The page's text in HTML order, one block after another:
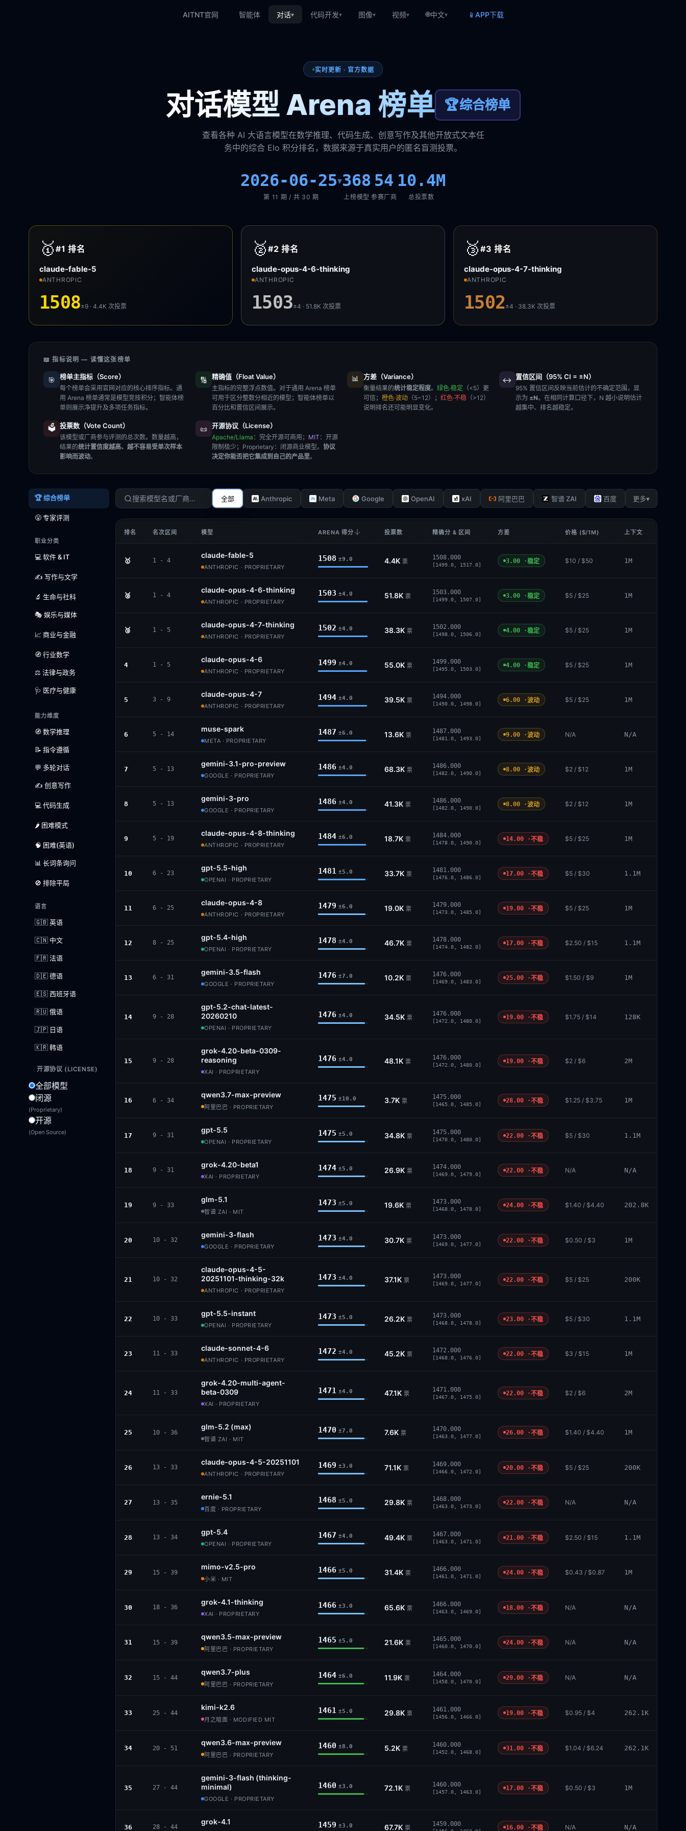
AITNT官网 智能体 对话▾ 代码开发▾ 图像▾ 视频▾ 🌐中文▾ 📱 APP下载
实时更新 · 官方数据
对话模型 Arena 榜单 🏆综合榜单
查看各种 AI 大语言模型在数学推理、代码生成、创意写作及其他开放式文本任
务中的综合 Elo 积分排名，数据来源于真实用户的匿名盲测投票。
2026-06-25▾
第 11 期 / 共 30 期
368
上榜模型
54
参赛厂商
10.4M
总投票数
🥇 #1排名
claude-fable-5
ANTHROPIC
1508±9 · 4.4K次投票
🥈 #2排名
claude-opus-4-6-thinking
ANTHROPIC
1503±4 · 51.8K次投票
🥉 #3排名
claude-opus-4-7-thinking
ANTHROPIC
1502±4 · 38.3K次投票
📖 指标说明 — 读懂这张榜单
🎯 榜单主指标（Score）
每个榜单会采用官网对应的核心排序指标。通
用 Arena 榜单通常是模型竞技积分；智能体榜
单则展示净提升及多项任务指标。
🔢 精确值（Float Value）
主指标的完整浮点数值。对于通用 Arena 榜单
可用于区分整数分相近的模型；智能体榜单以
百分比和置信区间展示。
📊 方差（Variance）
衡量结果的统计稳定程度。 绿色·稳定 （<5）更
可信； 橙色·波动 （5~12）； 红色·不稳 （>12）
说明排名还可能明显变化。
↔️ 置信区间（95% CI = ±N）
95% 置信区间反映当前估计的不确定范围，显
示为 ±N。在相同计算口径下，N 越小说明估计
越集中、排名越稳定。
🗳️ 投票数（Vote Count）
该模型或厂商参与评测的总次数。数量越高，
结果的统计置信度越高、越不容易受单次样本
影响而波动。
📜 开源协议（License）
Apache/Llama ：完全开源可商用； MIT ：开源
限制极少； Proprietary ：闭源商业模型。 协议
决定你能否把它集成到自己的产品里。
🏆 综合榜单
😤 专家评测
职业分类
💻 软件 & IT
✍️ 写作与文学
🔬 生命与社科
🎭 娱乐与媒体
📈 商业与金融
🧭 行业数学
⚖️ 法律与政务
🩺 医疗与健康
能力维度
🧭 数学推理
📝 指令遵循
💬 多轮对话
✍️ 创意写作
💻 代码生成
🌶️ 困难模式
🧠 困难(英语)
📊 长词条询问
🚫 排除平局
语言
🇬🇧 英语
🇨🇳 中文
🇫🇷 法语
🇩🇪 德语
🇪🇸 西班牙语
🇷🇺 俄语
🇯🇵 日语
🇰🇷 韩语
开源协议 (LICENSE)
全部模型
闭源
(Proprietary)
开源
(Open Source)
全部 Anthropic Meta Google OpenAI xAI 阿里巴巴 智谱 ZAI 百度 更多▾
排名 名次区间 模型 ARENA 得分 投票数 精确分 & 区间 方差 价格 ($/1M) 上下文
🥇 1 - 4
claude-fable-5
ANTHROPIC · PROPRIETARY
1508 ±9.0 4.4K 票
1508.000
[1499.0, 1517.0]
3.00 ·稳定 $10 / $50 1M
🥈 1 - 4
claude-opus-4-6-thinking
ANTHROPIC · PROPRIETARY
1503 ±4.0 51.8K 票
1503.000
[1499.0, 1507.0]
3.00 ·稳定 $5 / $25 1M
🥉 1 - 5
claude-opus-4-7-thinking
ANTHROPIC · PROPRIETARY
1502 ±4.0 38.3K 票
1502.000
[1498.0, 1506.0]
4.00 ·稳定 $5 / $25 1M
4 1 - 5
claude-opus-4-6
ANTHROPIC · PROPRIETARY
1499 ±4.0 55.0K 票
1499.000
[1495.0, 1503.0]
4.00 ·稳定 $5 / $25 1M
5 3 - 9
claude-opus-4-7
ANTHROPIC · PROPRIETARY
1494 ±4.0 39.5K 票
1494.000
[1490.0, 1498.0]
6.00 ·波动 $5 / $25 1M
6 5 - 14
muse-spark
META · PROPRIETARY
1487 ±6.0 13.6K 票
1487.000
[1481.0, 1493.0]
9.00 ·波动 N/A N/A
7 5 - 13
gemini-3.1-pro-preview
GOOGLE · PROPRIETARY
1486 ±4.0 68.3K 票
1486.000
[1482.0, 1490.0]
8.00 ·波动 $2 / $12 1M
8 5 - 13
gemini-3-pro
GOOGLE · PROPRIETARY
1486 ±4.0 41.3K 票
1486.000
[1482.0, 1490.0]
8.00 ·波动 $2 / $12 1M
9 5 - 19
claude-opus-4-8-thinking
ANTHROPIC · PROPRIETARY
1484 ±6.0 18.7K 票
1484.000
[1478.0, 1490.0]
14.00 ·不稳 $5 / $25 1M
10 6 - 23
gpt-5.5-high
OPENAI · PROPRIETARY
1481 ±5.0 33.7K 票
1481.000
[1476.0, 1486.0]
17.00 ·不稳 $5 / $30 1.1M
11 6 - 25
claude-opus-4-8
ANTHROPIC · PROPRIETARY
1479 ±6.0 19.0K 票
1479.000
[1473.0, 1485.0]
19.00 ·不稳 $5 / $25 1M
12 8 - 25
gpt-5.4-high
OPENAI · PROPRIETARY
1478 ±4.0 46.7K 票
1478.000
[1474.0, 1482.0]
17.00 ·不稳 $2.50 / $15 1.1M
13 6 - 31
gemini-3.5-flash
GOOGLE · PROPRIETARY
1476 ±7.0 10.2K 票
1476.000
[1469.0, 1483.0]
25.00 ·不稳 $1.50 / $9 1M
14 9 - 28
gpt-5.2-chat-latest-
20260210
OPENAI · PROPRIETARY
1476 ±4.0 34.5K 票
1476.000
[1472.0, 1480.0]
19.00 ·不稳 $1.75 / $14 128K
15 9 - 28
grok-4.20-beta-0309-
reasoning
XAI · PROPRIETARY
1476 ±4.0 48.1K 票
1476.000
[1472.0, 1480.0]
19.00 ·不稳 $2 / $6 2M
16 6 - 34
qwen3.7-max-preview
阿里巴巴 · PROPRIETARY
1475 ±10.0 3.7K 票
1475.000
[1465.0, 1485.0]
28.00 ·不稳 $1.25 / $3.75 1M
17 9 - 31
gpt-5.5
OPENAI · PROPRIETARY
1475 ±5.0 34.8K 票
1475.000
[1470.0, 1480.0]
22.00 ·不稳 $5 / $30 1.1M
18 9 - 31
grok-4.20-beta1
XAI · PROPRIETARY
1474 ±5.0 26.9K 票
1474.000
[1469.0, 1479.0]
22.00 ·不稳 N/A N/A
19 9 - 33
glm-5.1
智谱 ZAI · MIT
1473 ±5.0 19.6K 票
1473.000
[1468.0, 1478.0]
24.00 ·不稳 $1.40 / $4.40 202.8K
20 10 - 32
gemini-3-flash
GOOGLE · PROPRIETARY
1473 ±4.0 30.7K 票
1473.000
[1469.0, 1477.0]
22.00 ·不稳 $0.50 / $3 1M
21 10 - 32
claude-opus-4-5-
20251101-thinking-32k
ANTHROPIC · PROPRIETARY
1473 ±4.0 37.1K 票
1473.000
[1469.0, 1477.0]
22.00 ·不稳 $5 / $25 200K
22 10 - 33
gpt-5.5-instant
OPENAI · PROPRIETARY
1473 ±5.0 26.2K 票
1473.000
[1468.0, 1478.0]
23.00 ·不稳 $5 / $30 1.1M
23 11 - 33
claude-sonnet-4-6
ANTHROPIC · PROPRIETARY
1472 ±4.0 45.2K 票
1472.000
[1468.0, 1476.0]
22.00 ·不稳 $3 / $15 1M
24 11 - 33
grok-4.20-multi-agent-
beta-0309
XAI · PROPRIETARY
1471 ±4.0 47.1K 票
1471.000
[1467.0, 1475.0]
22.00 ·不稳 $2 / $6 2M
25 10 - 36
glm-5.2 (max)
智谱 ZAI · MIT
1470 ±7.0 7.6K 票
1470.000
[1463.0, 1477.0]
26.00 ·不稳 $1.40 / $4.40 1M
26 13 - 33
claude-opus-4-5-20251101
ANTHROPIC · PROPRIETARY
1469 ±3.0 71.1K 票
1469.000
[1466.0, 1472.0]
20.00 ·不稳 $5 / $25 200K
27 13 - 35
ernie-5.1
百度 · PROPRIETARY
1468 ±5.0 29.8K 票
1468.000
[1463.0, 1473.0]
22.00 ·不稳 N/A N/A
28 13 - 34
gpt-5.4
OPENAI · PROPRIETARY
1467 ±4.0 49.4K 票
1467.000
[1463.0, 1471.0]
21.00 ·不稳 $2.50 / $15 1.1M
29 15 - 39
mimo-v2.5-pro
小米 · MIT
1466 ±5.0 31.4K 票
1466.000
[1461.0, 1471.0]
24.00 ·不稳 $0.43 / $0.87 1M
30 18 - 36
grok-4.1-thinking
XAI · PROPRIETARY
1466 ±3.0 65.6K 票
1466.000
[1463.0, 1469.0]
18.00 ·不稳 N/A N/A
31 15 - 39
qwen3.5-max-preview
阿里巴巴 · PROPRIETARY
1465 ±5.0 21.6K 票
1465.000
[1460.0, 1470.0]
24.00 ·不稳 N/A N/A
32 15 - 44
qwen3.7-plus
阿里巴巴 · PROPRIETARY
1464 ±6.0 11.9K 票
1464.000
[1458.0, 1470.0]
29.00 ·不稳 N/A N/A
33 25 - 44
kimi-k2.6
月之暗面 · MODIFIED MIT
1461 ±5.0 29.8K 票
1461.000
[1456.0, 1466.0]
19.00 ·不稳 $0.95 / $4 262.1K
34 20 - 51
qwen3.6-max-preview
阿里巴巴 · PROPRIETARY
1460 ±8.0 5.2K 票
1460.000
[1452.0, 1468.0]
31.00 ·不稳 $1.04 / $6.24 262.1K
35 27 - 44
gemini-3-flash (thinking-
minimal)
GOOGLE · PROPRIETARY
1460 ±3.0 72.1K 票
1460.000
[1457.0, 1463.0]
17.00 ·不稳 $0.50 / $3 1M
36 28 - 44
grok-4.1 1459 ±3.0 67.7K 票
1459.000 16.00 ·不稳 N/A N/A